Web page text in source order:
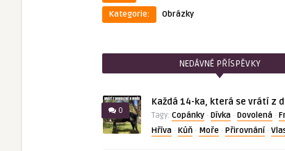
Kategorie:
Obrázky
NEDÁVNÉ PŘÍSPĚVKY
0
Každá 14-ka, která se vrátí z
Tagy: Copánky · Dívka · Dovolená ·
Hříva · Kůň · Moře · Přirovnání·